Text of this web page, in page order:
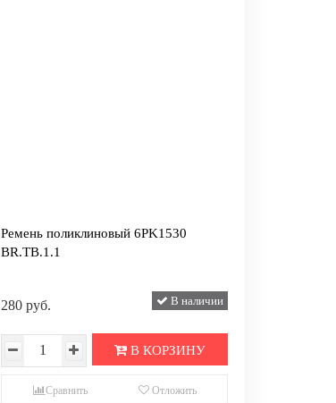
Ремень поликлиновый 6PK1530
BR.TB.1.1
280 руб. В наличии
В КОРЗИНУ
Сравнить Отложить